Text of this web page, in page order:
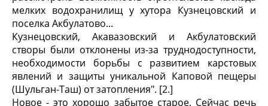
мелких водохранилищ у хутора Кузнецовский и
поселка Акбулатово...
Кузнецовский, Акавазовский и Акбулатовский
створы были отклонены из-за труднодоступности,
необходимости борьбы с развитием карстовых
явлений и защиты уникальной Каповой пещеры
(Шульган-Таш) от затопления". [2.]
Новое - это хорошо забытое старое. Сейчас речь